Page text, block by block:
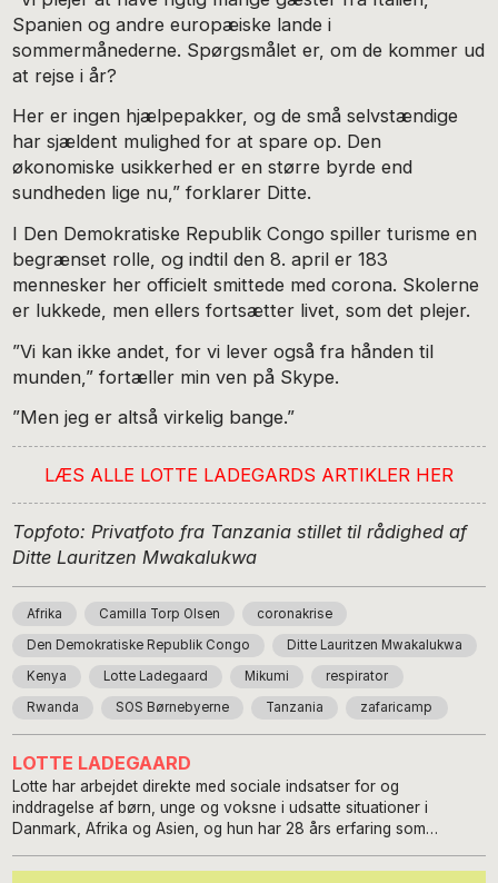
Spanien og andre europæiske lande i
sommermånederne. Spørgsmålet er, om de kommer ud
at rejse i år?
Her er ingen hjælpepakker, og de små selvstændige
har sjældent mulighed for at spare op. Den
økonomiske usikkerhed er en større byrde end
sundheden lige nu,” forklarer Ditte.
I Den Demokratiske Republik Congo spiller turisme en
begrænset rolle, og indtil den 8. april er 183
mennesker her officielt smittede med corona. Skolerne
er lukkede, men ellers fortsætter livet, som det plejer.
”Vi kan ikke andet, for vi lever også fra hånden til
munden,” fortæller min ven på Skype.
”Men jeg er altså virkelig bange.”
LÆS ALLE LOTTE LADEGARDS ARTIKLER HER
Topfoto: Privatfoto fra Tanzania stillet til rådighed af
Ditte Lauritzen Mwakalukwa
Afrika Camilla Torp Olsen coronakrise
Den Demokratiske Republik Congo Ditte Lauritzen Mwakalukwa
Kenya Lotte Ladegaard Mikumi respirator
Rwanda SOS Børnebyerne Tanzania zafaricamp
LOTTE LADEGAARD
Lotte har arbejdet direkte med sociale indsatser for og
inddragelse af børn, unge og voksne i udsatte situationer i
Danmark, Afrika og Asien, og hun har 28 års erfaring som
www.lotteladegaard.dk. Foto: Kim Dang Trong.